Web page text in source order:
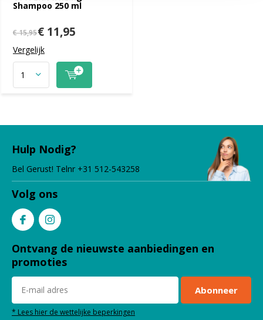
Shampoo 250 ml
€ 15,95€ 11,95
Vergelijk
Hulp Nodig?
Bel Gerust! Telnr +31 512-543258
Volg ons
Ontvang de nieuwste aanbiedingen en
promoties
Abonneer
* Lees hier de wettelijke beperkingen